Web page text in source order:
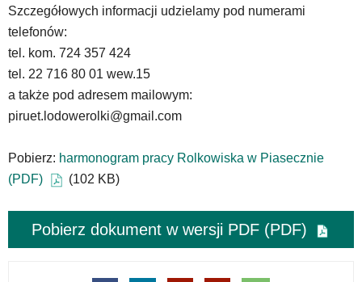
Na
stronie
mogą
znajdować
powszechnie
używane
portalu
oraz
mapy
Google
Szczegółowych informacji udzielamy pod numerami
telefonów:
tel. kom. 724 357 424
tel. 22 716 80 01 wew.15
a także pod adresem mailowym:
piruet.lodowerolki@gmail.com
Pobierz: harmonogram pracy Rolkowiska w Piasecznie
(PDF)
(102 KB)
Pobierz dokument w wersji PDF (PDF)